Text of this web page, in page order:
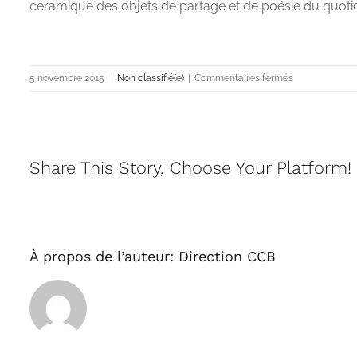
céramique des objets de partage et de poésie du
5 novembre 2015 | Non classifié(e) | Commentaires ferméssur
Share This Story, Choose Your Platform!
À propos de l’auteur: Direction CCB